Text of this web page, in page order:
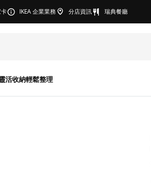
IKEA 企業業務 分店資訊 瑞典餐廳
活收納輕鬆整理